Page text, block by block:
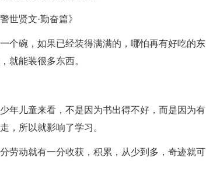
贤文·勤奋篇》
个碗，如果已经装得满满的，哪怕再有好吃的东
就能装很多东西。
年儿童来看，不是因为书出得不好，而是因为有
，所以就影响了学习。
劳动就有一分收获，积累，从少到多，奇迹就可